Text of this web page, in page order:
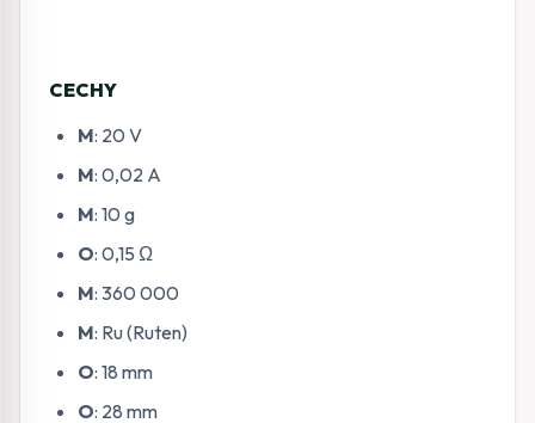
CECHY
M: 20 V
M: 0,02 A
M: 10 g
O: 0,15 Ω
M: 360 000
M: Ru (Ruten)
O: 18 mm
O: 28 mm